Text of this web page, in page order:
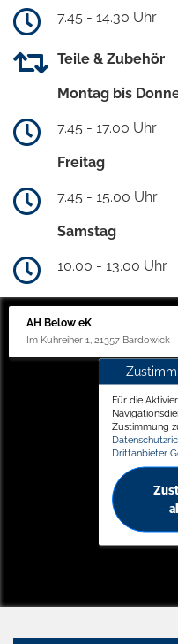
7.45 - 14.30 Uhr
Teile & Zubehör
Montag bis
7.45 - 17.00 Uhr
Freitag
7.45 - 15.00 Uhr
Samstag
10.00 - 13.00 Uhr
AH Below eK
Im Kuhreiher 1, 21357 Bardowick
Für die
Zustimmung
Drittanbieter